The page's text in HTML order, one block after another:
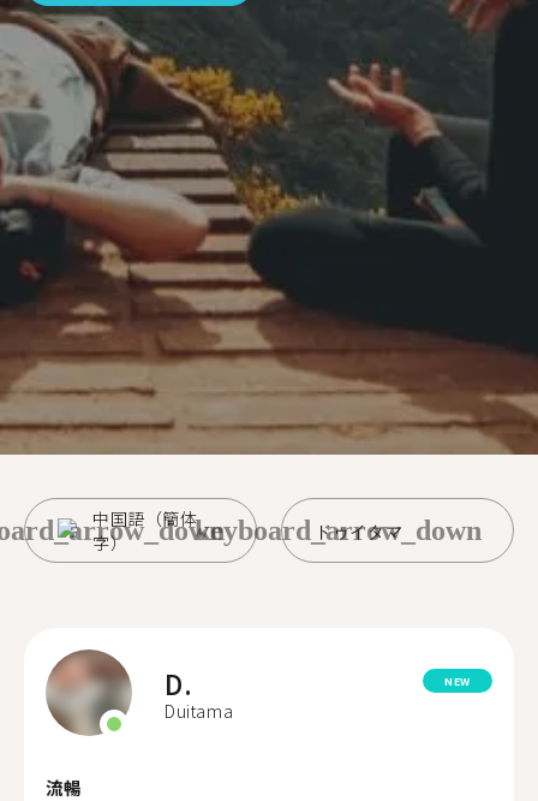
中国語（簡体
字）
ドゥイタマ
keyboard_arrow_down
D.
Duitama
NEW
流暢